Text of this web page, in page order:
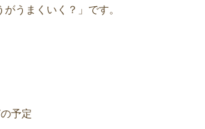
うまくいく？」です。
予定